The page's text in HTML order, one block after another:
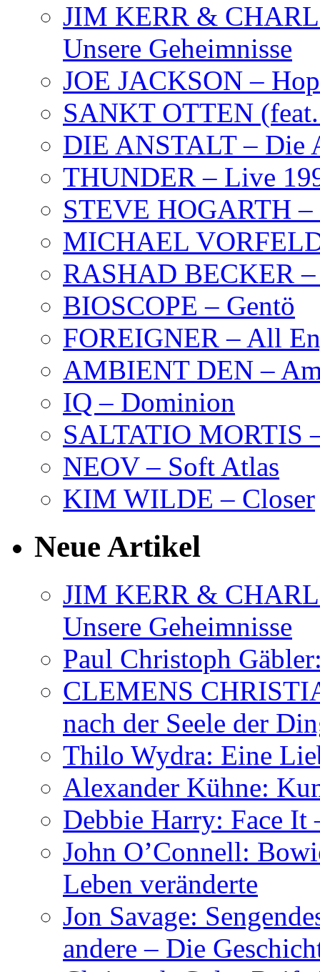
JIM KERR &
Unsere Geheimnisse
JOE JACKSON –
SANKT OTTEN
DIE ANSTALT – Die
THUNDER – Live
STEVE HOGARTH –
MICHAEL
RASHAD BECKER
BIOSCOPE – Gentö
FOREIGNER – All
AMBIENT DEN –
IQ – Dominion
SALTATIO MORTIS
NEOV – Soft Atlas
KIM WILDE – Closer
Neue Artikel
JIM KERR &
Unsere Geheimnisse
Paul Christoph
CLEMENS
nach der Seele der
Thilo Wydra: Eine
Alexander Kühne:
Debbie Harry: Face
John O’Connell:
Leben veränderte
Jon Savage:
andere – Die